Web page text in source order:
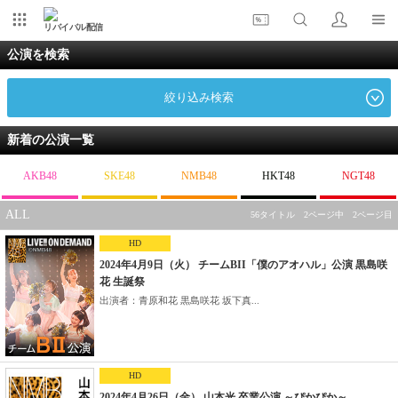
リバイバル配信
公演を検索
絞り込み検索
新着の公演一覧
AKB48 SKE48 NMB48 HKT48 NGT48
ALL 56タイトル 2ページ中 2ページ目
HD
2024年4月9日（火） チームBII「僕のアオハル」公演 黒島咲
花 生誕祭
出演者：青原和花 黒島咲花 坂下真...
HD